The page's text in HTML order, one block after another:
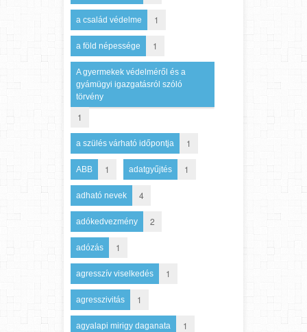
a család védelme 1
a föld népessége 1
A gyermekek védelméről és a
gyámügyi igazgatásról szóló
törvény
1
a szülés várható időpontja 1
ABB 1 adatgyűjtés 1
adható nevek 4
adókedvezmény 2
adózás 1
agresszív viselkedés 1
agresszivitás 1
agyalapi mirigy daganata 1